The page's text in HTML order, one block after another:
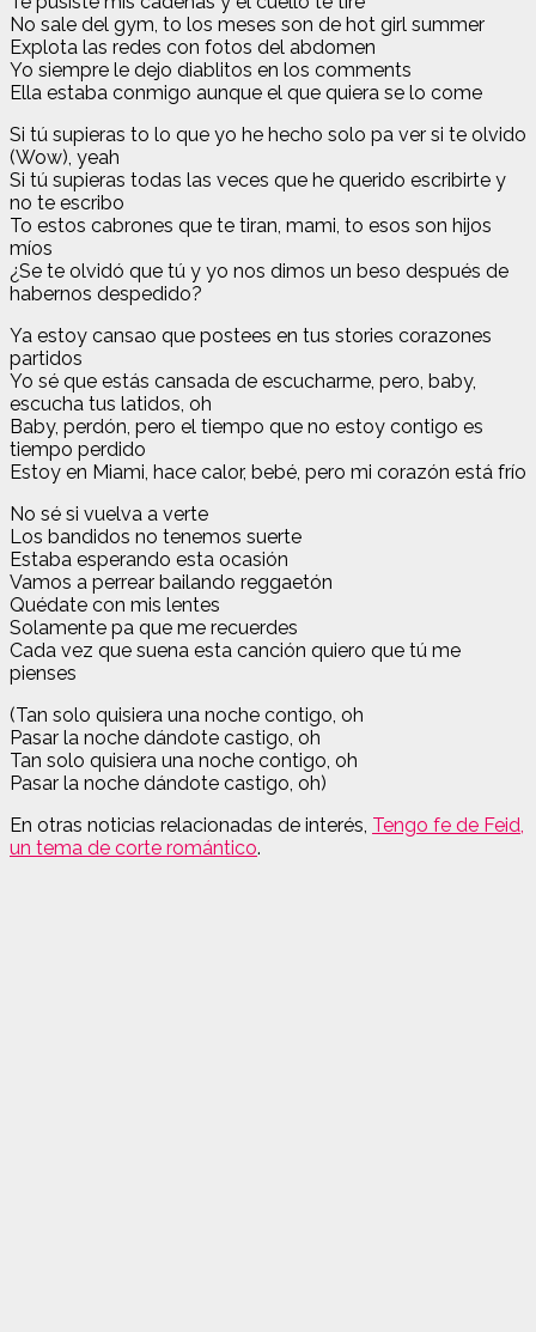
No sale del gym, to los meses son de hot girl summer
Explota las redes con fotos del abdomen
Yo siempre le dejo diablitos en los comments
Ella estaba conmigo aunque el que quiera se lo come
Si tú supieras to lo que yo he hecho solo pa ver si te olvido
(Wow), yeah
Si tú supieras todas las veces que he querido escribirte y
no te escribo
To estos cabrones que te tiran, mami, to esos son hijos
míos
¿Se te olvidó que tú y yo nos dimos un beso después de
habernos despedido?
Ya estoy cansao que postees en tus stories corazones
partidos
Yo sé que estás cansada de escucharme, pero, baby,
escucha tus latidos, oh
Baby, perdón, pero el tiempo que no estoy contigo es
tiempo perdido
Estoy en Miami, hace calor, bebé, pero mi corazón está frío
No sé si vuelva a verte
Los bandidos no tenemos suerte
Estaba esperando esta ocasión
Vamos a perrear bailando reggaetón
Quédate con mis lentes
Solamente pa que me recuerdes
Cada vez que suena esta canción quiero que tú me
pienses
(Tan solo quisiera una noche contigo, oh
Pasar la noche dándote castigo, oh
Tan solo quisiera una noche contigo, oh
Pasar la noche dándote castigo, oh)
En otras noticias relacionadas de interés, Tengo fe de Feid,
un tema de corte romántico.